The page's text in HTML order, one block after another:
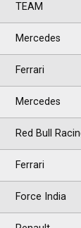
TEAM
Mercedes
Ferrari
Mercedes
Red Bull
Ferrari
Force India